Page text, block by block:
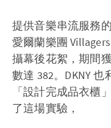
提供音樂串流服務
愛爾蘭樂團
攝幕後花絮，期間
數達 382。DKNY
「設計完成品衣櫃
了這場實驗，